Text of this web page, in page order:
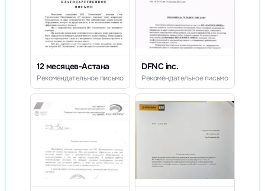
12 месяцев-Астана
Рекомендательное письмо
DFNC inc.
Рекомендательное письмо